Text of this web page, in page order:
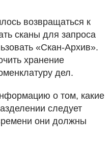
возвращаться к
сканы для запроса
«Скан-Архив».
хранение
дел.
о том, какие
следует
они должны